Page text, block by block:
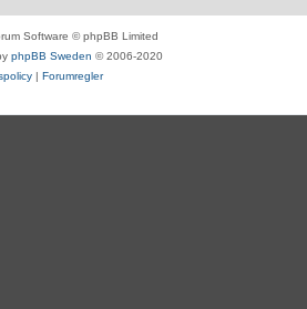
Software © phpBB Limited
phpBB Sweden © 2006-2020
| Forumregler